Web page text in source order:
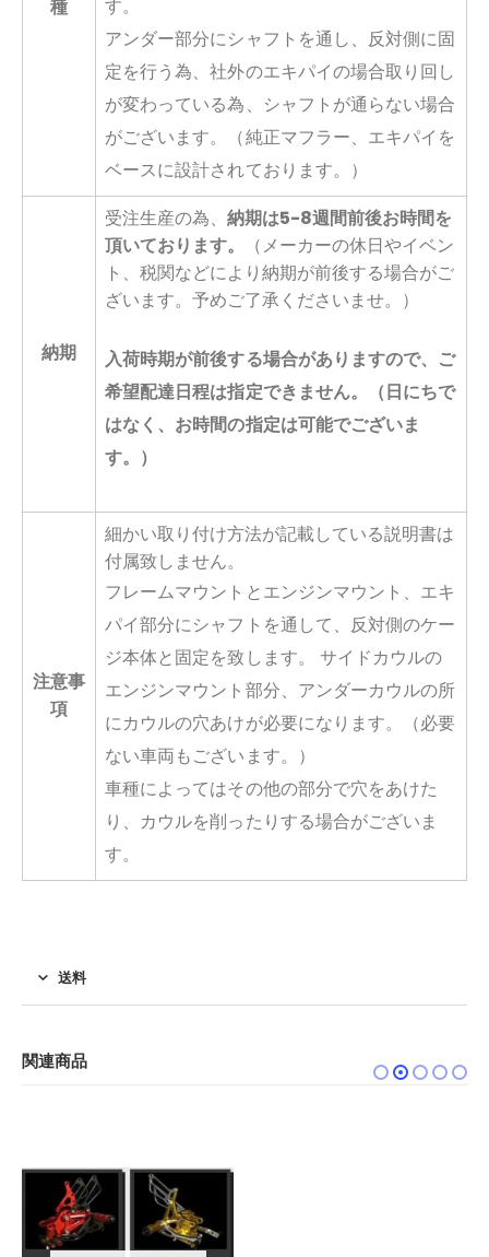
種
す。
アンダー部分にシャフトを通し、反対側に固
定を行う為、社外のエキパイの場合取り回し
が変わっている為、シャフトが通らない場合
がございます。（純正マフラー、エキパイを
ベースに設計されております。）
納期
受注生産の為、 納期は5-8週間前後お時間を
頂いております。
（メーカーの休日やイベン
ト、税関などにより納期が前後する場合がご
ざいます。予めご了承くださいませ。）
入荷時期が前後する場合がありますので、ご
希望配達日程は指定できません。（日にちで
はなく、お時間の指定は可能でございま
す。）
注意事
項
細かい取り付け方法が記載している説明書は
付属致しません。
フレームマウントとエンジンマウント、エキ
パイ部分にシャフトを通して、反対側のケー
ジ本体と固定を致します。 サイドカウルの
エンジンマウント部分、アンダーカウルの所
にカウルの穴あけが必要になります。（必要
ない車両もございます。）
車種によってはその他の部分で穴をあけた
り、カウルを削ったりする場合がございま
す。
送料
関連商品